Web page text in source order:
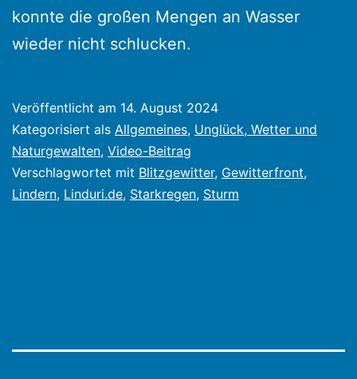
konnte die großen Mengen an Wasser
wieder nicht schlucken.
Veröffentlicht am 14. August 2024
Kategorisiert als Allgemeines, Unglück, Wetter und
Naturgewalten, Video-Beitrag
Verschlagwortet mit Blitzgewitter, Gewitterfront,
Lindern, Linduri.de, Starkregen, Sturm